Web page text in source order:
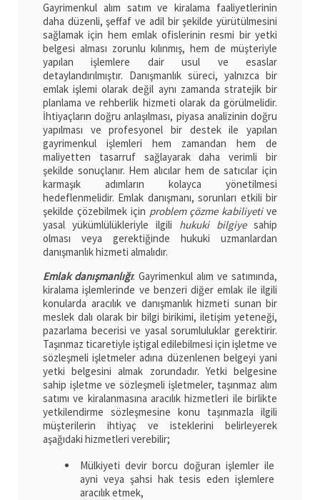
Gayrimenkul alım satım ve kiralama faaliyetlerinin
daha düzenli, şeffaf ve adil bir şekilde yürütülmesini
sağlamak için hem emlak ofislerinin resmi bir yetki
belgesi alması zorunlu kılınmış, hem de müşteriyle
yapılan işlemlere dair usul ve esaslar
detaylandırılmıştır. Danışmanlık süreci, yalnızca bir
emlak işlemi olarak değil aynı zamanda stratejik bir
planlama ve rehberlik hizmeti olarak da görülmelidir.
İhtiyaçların doğru anlaşılması, piyasa analizinin doğru
yapılması ve profesyonel bir destek ile yapılan
gayrimenkul işlemleri hem zamandan hem de
maliyetten tasarruf sağlayarak daha verimli bir
şekilde sonuçlanır. Hem alıcılar hem de satıcılar için
karmaşık adımların kolayca yönetilmesi
hedeflenmelidir. Emlak danışmanı, sorunları etkili bir
şekilde çözebilmek için problem çözme kabiliyetive
yasal yükümlülükleriyle ilgili hukuki bilgiyesahip
olması veya gerektiğinde hukuki uzmanlardan
danışmanlık hizmeti almalıdır.
Emlak danışmanlığı: Gayrimenkul alım ve satımında,
kiralama işlemlerinde ve benzeri diğer emlak ile ilgili
konularda aracılık ve danışmanlık hizmeti sunan bir
meslek dalı olarak bir bilgi birikimi, iletişim yeteneği,
pazarlama becerisi ve yasal sorumluluklar gerektirir.
Taşınmaz ticaretiyle iştigal edilebilmesi için işletme ve
sözleşmeli işletmeler adına düzenlenen belgeyi yani
yetki belgesini almak zorundadır. Yetki belgesine
sahip işletme ve sözleşmeli işletmeler, taşınmaz alım
satımı ve kiralanmasına aracılık hizmetleri ile birlikte
yetkilendirme sözleşmesine konu taşınmazla ilgili
müşterilerin ihtiyaç ve isteklerini belirleyerek
aşağıdaki hizmetleri verebilir;
Mülkiyeti devir borcu doğuran işlemler ile
ayni veya şahsi hak tesis eden işlemlere
aracılık etmek,